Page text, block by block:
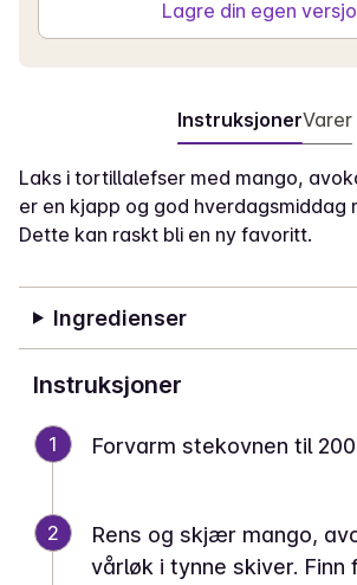
Lagre din egen
InstruksjonerVarer
Laks i tortillalefser med mango,
er en kjapp og god hverdagsmiddag
Dette kan raskt bli en ny favoritt.
Ingredienser
Instruksjoner
1 Forvarm stekovnen til
2
Rens og skjær mango,
vårløk i tynne skiver. Finn